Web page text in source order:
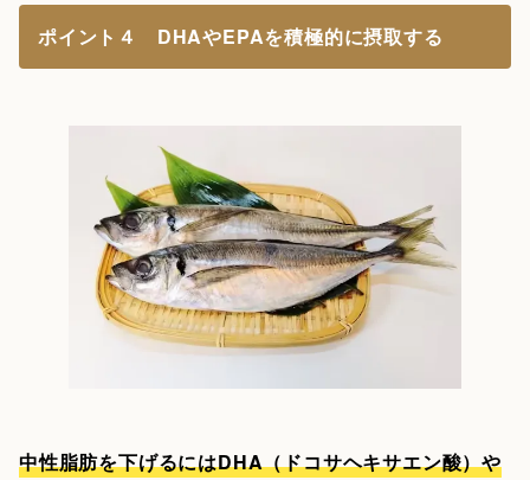
ポイント４ DHAやEPAを積極的に摂取する
中性脂肪を下げるにはDHA（ドコサヘキサエン酸）や